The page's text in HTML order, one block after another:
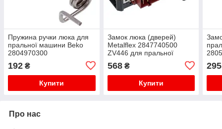
Пружина ручки люка для
пральної машини Beko
2804970300
192 ₴
Купити
Замок люка (дверей)
Metalflex 2847740500
ZV446 для пральної
568₴
Купити
295
Про нас